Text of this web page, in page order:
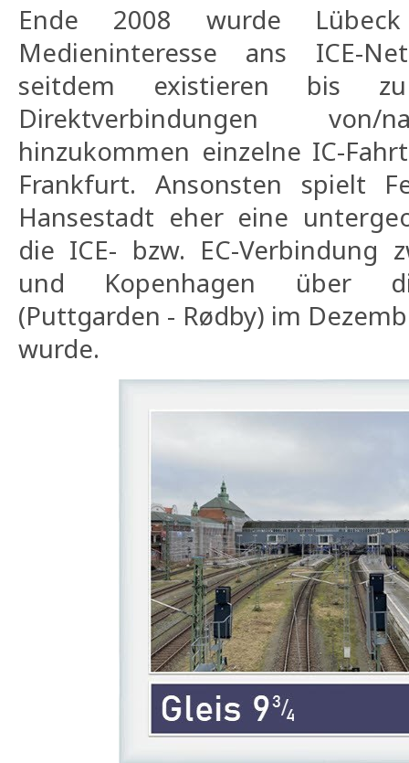
Ende 2008 wurde
Medieninteresse ans ICE-
seitdem existieren bis
Direktverbindungen von/
hinzukommen einzelne IC-
Frankfurt. Ansonsten spielt
Hansestadt eher eine
die ICE- bzw. EC-Verbindung
und Kopenhagen über
(Puttgarden - Rødby) im
wurde.